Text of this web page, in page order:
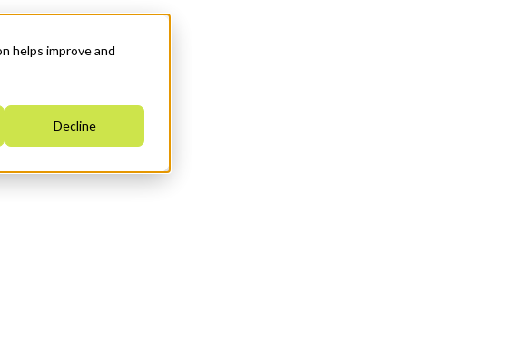
helps improve and
Decline